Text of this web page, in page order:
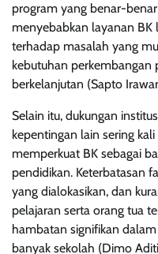
program yang benar-
menyebabkan layanan BK
terhadap masalah yang
kebutuhan perkembangan
berkelanjutan (Sapto
Selain itu, dukungan
kepentingan lain sering
memperkuat BK sebagai
pendidikan. Keterbatasan
yang dialokasikan, dan
pelajaran serta orang tua
hambatan signifikan
banyak sekolah (Dimo